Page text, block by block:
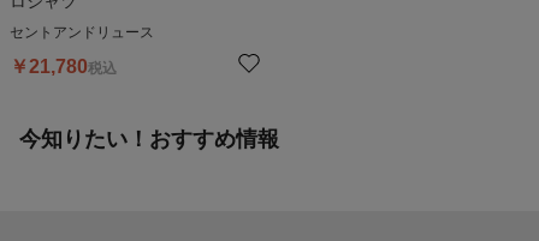
セントアンドリュース
￥21,780税込
今知りたい！おすすめ情報